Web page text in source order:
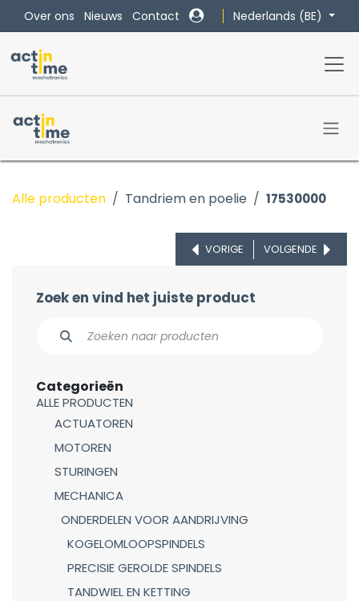
Overslaan naar inhoud
Over ons Nieuws Contact Nederlands (BE)
Alle producten Tandriem en poelie 17530000
VORIGE VOLGENDE
Zoek en vind het juiste product
Categorieën
ALLE PRODUCTEN
ACTUATOREN
MOTOREN
STURINGEN
MECHANICA
ONDERDELEN VOOR AANDRIJVING
KOGELOMLOOPSPINDELS
PRECISIE GEROLDE SPINDELS
TANDWIEL EN KETTING